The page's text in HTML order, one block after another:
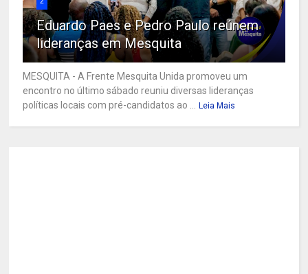
Eduardo Paes e Pedro Paulo reúnem
lideranças em Mesquita
MESQUITA - A Frente Mesquita Unida promoveu um
encontro no último sábado reuniu diversas lideranças
políticas locais com pré-candidatos ao ...
Leia Mais